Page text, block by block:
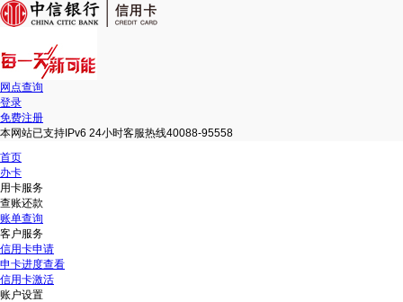
网点查询
登录
免费注册
本网站已支持IPv6 24小时客服热线40088-95558
首页
办卡
用卡服务
查账还款
账单查询
客户服务
信用卡申请
申卡进度查看
信用卡激活
账户设置